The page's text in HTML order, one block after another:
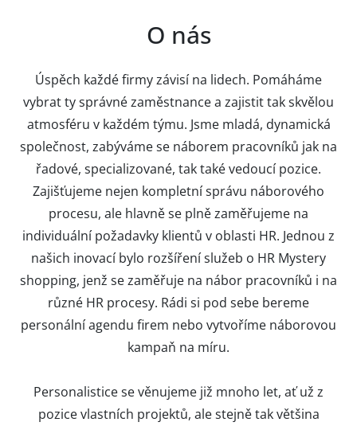
O nás
Úspěch každé firmy závisí na lidech. Pomáháme
vybrat ty správné zaměstnance a zajistit tak skvělou
atmosféru v každém týmu. Jsme mladá, dynamická
společnost, zabýváme se náborem pracovníků jak na
řadové, specializované, tak také vedoucí pozice.
Zajišťujeme nejen kompletní správu náborového
procesu, ale hlavně se plně zaměřujeme na
individuální požadavky klientů v oblasti HR. Jednou z
našich inovací bylo rozšíření služeb o HR Mystery
shopping, jenž se zaměřuje na nábor pracovníků i na
různé HR procesy. Rádi si pod sebe bereme
personální agendu firem nebo vytvoříme náborovou
kampaň na míru.
Personalistice se věnujeme již mnoho let, ať už z
pozice vlastních projektů, ale stejně tak většina